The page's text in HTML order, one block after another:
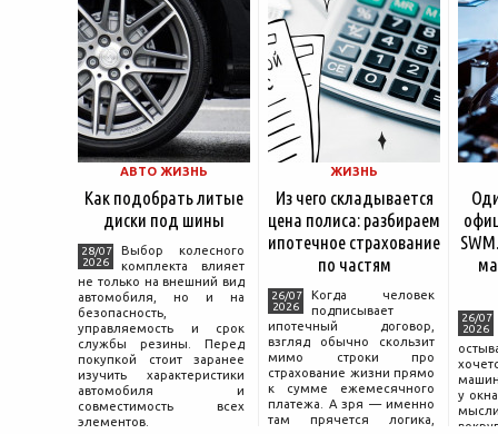
АВТО ЖИЗНЬ
Как подобрать литые
диски под шины
28/07
2026
Выбор колесного
комплекта влияет
не только на внешний вид
автомобиля, но и на
безопасность,
управляемость и срок
службы резины. Перед
покупкой стоит заранее
изучить характеристики
автомобиля и
совместимость всех
элементов.
ЖИЗНЬ
Из чего складывается
цена полиса: разбираем
ипотечное страхование
по частям
26/07
2026
Когда человек
подписывает
ипотечный договор,
взгляд обычно скользит
мимо строки про
страхование жизни прямо
к сумме ежемесячного
платежа. А зря — именно
там прячется логика,
26/07
2026
у
мысли